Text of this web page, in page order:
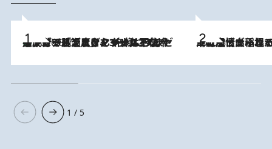
2026.8.7
メントールやエタノールは不使用。ピジョンより、マイルドな冷感成分で肌温度をマイナス3℃まで下げる「ごきげんクール ひんやりアクアミスト」を3名様にプレゼント 2026.8.5
下町風情あふれる台北屈指の人気エリア・大稲埕でセンスのいい台湾土産《ヴ
1 / 5